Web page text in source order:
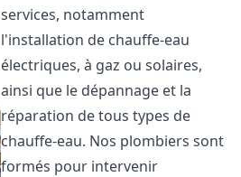
services, notamment
l'installation de chauffe-eau
électriques, à gaz ou solaires,
ainsi que le dépannage et la
réparation de tous types de
chauffe-eau. Nos plombiers sont
formés pour intervenir